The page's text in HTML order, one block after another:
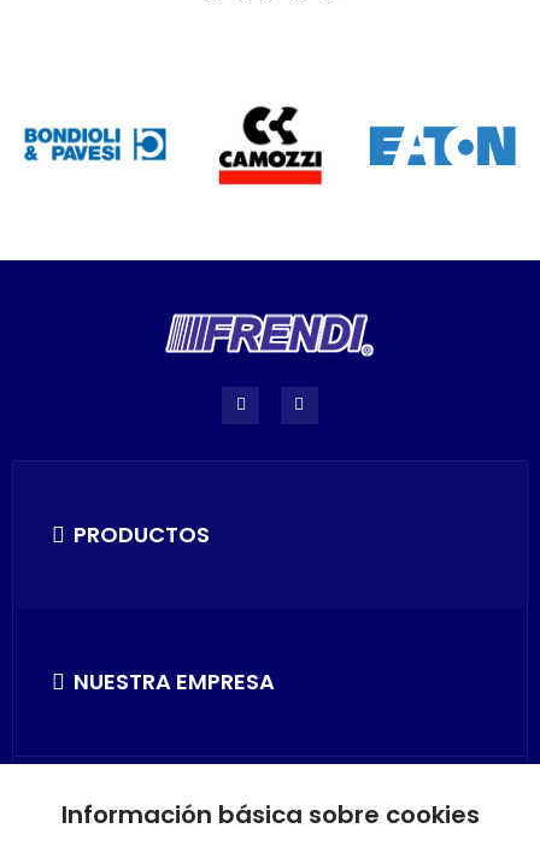
PRODUCTOS
NUESTRA EMPRESA
SU CUENTA
Información básica sobre cookies